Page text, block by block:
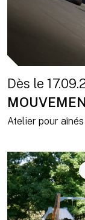
Dès le
Atelier pour aînés